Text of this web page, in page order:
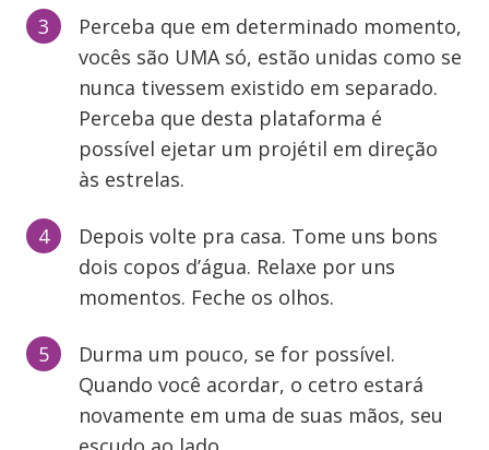
Perceba que em determinado momento,
vocês são UMA só, estão unidas como se
nunca tivessem existido em separado.
Perceba que desta plataforma é
possível ejetar um projétil em direção
às estrelas.
Depois volte pra casa. Tome uns bons
dois copos d’água. Relaxe por uns
momentos. Feche os olhos.
Durma um pouco, se for possível.
Quando você acordar, o cetro estará
novamente em uma de suas mãos, seu